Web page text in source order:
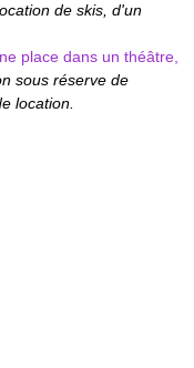
de skis, d'un
place dans un théâtre,
sous réserve de
location.